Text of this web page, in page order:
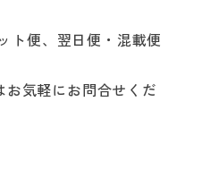
ト便、翌日便・混載便
気軽にお問合せくだ